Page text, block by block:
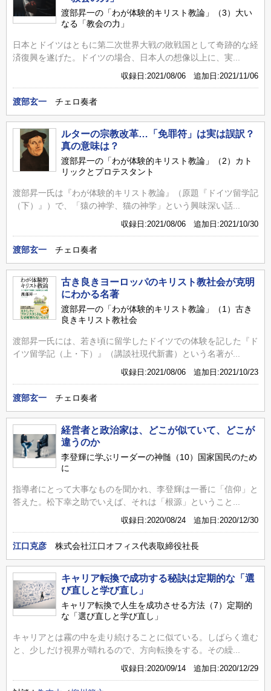
渡部昇一の「わが体験的キリスト教論」（3）大い
なる「教会の力」
日本とドイツはともに第二次世界大戦の敗戦国として奇跡的な経
済復興を遂げた。ドイツの場合、日本人の想像以上に、実...
収録日:2021/08/06 追加日:2021/11/06
渡部玄一 チェロ奏者
ルターの宗教改革…「免罪符」は実は誤訳？
真の意味は？
渡部昇一の「わが体験的キリスト教論」（2）カト
リックとプロテスタント
渡部昇一氏は『わが体験的キリスト教論』（原題『ドイツ留学記
（下）』）で、「猿の神学、猫の神学」という興味深い話...
収録日:2021/08/06 追加日:2021/10/30
渡部玄一 チェロ奏者
古き良きヨーロッパのキリスト教社会が克明
にわかる名著
渡部昇一の「わが体験的キリスト教論」（1）古き
良きキリスト教社会
渡部昇一氏には、若き頃に留学したドイツでの体験を記した『ド
イツ留学記（上・下）』（講談社現代新書）という名著が...
収録日:2021/08/06 追加日:2021/10/23
渡部玄一 チェロ奏者
経営者と政治家は、どこが似ていて、どこが
違うのか
李登輝に学ぶリーダーの神髄（10）国家国民のため
に
指導者にとって大事なものを聞かれ、李登輝は一番に「信仰」と
答えた。松下幸之助でいえば、それは「根源」ということ...
収録日:2020/08/24 追加日:2020/12/30
江口克彦 株式会社江口オフィス代表取締役社長
キャリア転換で成功する秘訣は定期的な「選
び直しと学び直し」
キャリア転換で人生を成功させる方法（7）定期的
な「選び直しと学び直し」
キャリアとは霧の中を走り続けることに似ている。しばらく進む
と、少しだけ視界が晴れるので、方向転換をする。その繰...
収録日:2020/09/14 追加日:2020/12/29